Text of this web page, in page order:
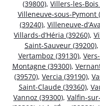
(39800), Villers-les-Bois
Villeneuve-sous-Pymont
(39240), Villeneuve-
Villards-d’Héria (39260),
Saint-Sauveur (39200),
Vertamboz (39130),
Montagne (39300),
(39570), Vercia (39190),
Saint-Claude (39360),
Vannoz (39300), Valfin-